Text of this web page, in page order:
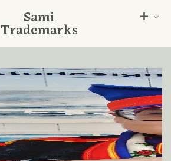
Sami
Trademarks